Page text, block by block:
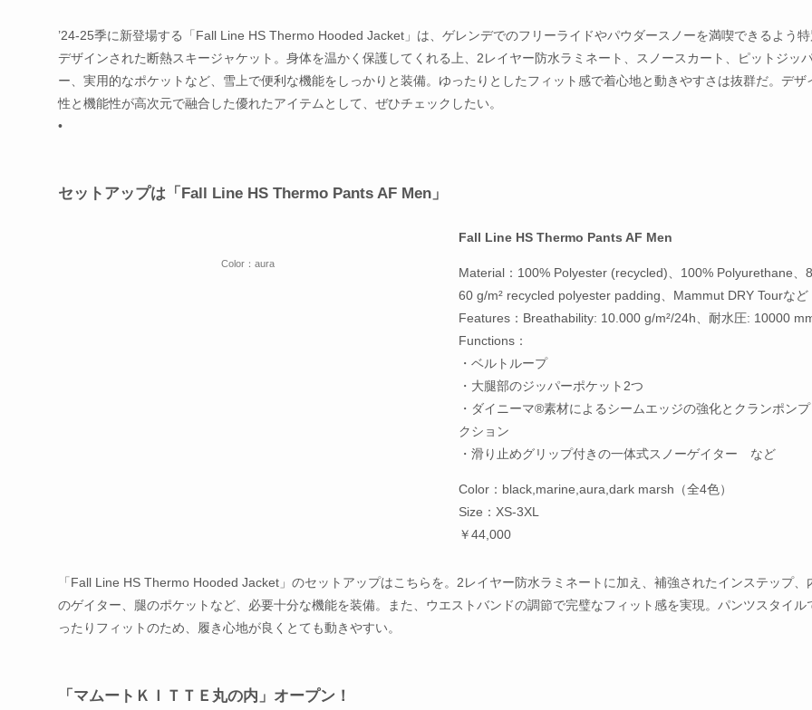
’24-25季に新登場する「Fall Line HS Thermo Hooded Jacket」は、ゲレンデでのフリーライドやパウダースノーを満喫できるよう特
デザインされた断熱スキージャケット。身体を温かく保護してくれる上、2レイヤー防水ラミネート、スノースカート、ピットジッ
ー、実用的なポケットなど、雪上で便利な機能をしっかりと装備。ゆったりとしたフィット感で着心地と動きやすさは抜群だ。デザ
性と機能性が高次元で融合した優れたアイテムとして、ぜひチェックしたい。
•
セットアップは「Fall Line HS Thermo Pants AF Men」
Color：aura
Fall Line HS Thermo Pants AF Men
Material：100% Polyester (recycled)、100% Polyurethane、
60 g/m² recycled polyester padding、Mammut DRY Tourなど
Features：Breathability: 10.000 g/m²/24h、耐水圧: 10000
Functions：
・ベルトループ
・大腿部のジッパーポケット2つ
・ダイニーマ®素材によるシームエッジの強化とクランポン
クション
・滑り止めグリップ付きの一体式スノーゲイター など
Color：black,marine,aura,dark marsh（全4色）
Size：XS-3XL
￥44,000
「Fall Line HS Thermo Hooded Jacket」のセットアップはこちらを。2レイヤー防水ラミネートに加え、補強されたインステップ、
のゲイター、腿のポケットなど、必要十分な機能を装備。また、ウエストバンドの調節で完璧なフィット感を実現。パンツスタイル
ったりフィットのため、履き心地が良くとても動きやすい。
「マムートＫＩＴＴＥ丸の内」オープン！